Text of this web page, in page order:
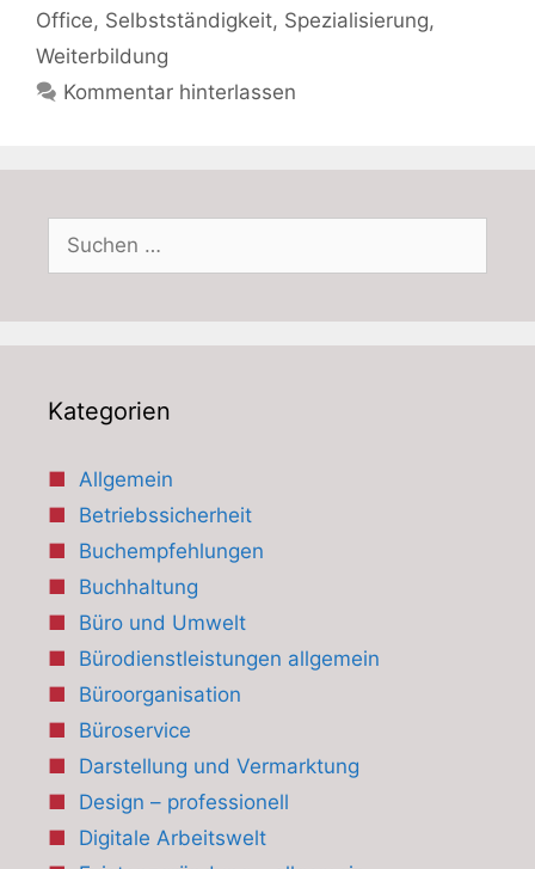
Office, Selbstständigkeit, Spezialisierung,
Weiterbildung
Kommentar hinterlassen
Suchen
nach:
Kategorien
Allgemein
Betriebssicherheit
Buchempfehlungen
Buchhaltung
Büro und Umwelt
Bürodienstleistungen allgemein
Büroorganisation
Büroservice
Darstellung und Vermarktung
Design – professionell
Digitale Arbeitswelt